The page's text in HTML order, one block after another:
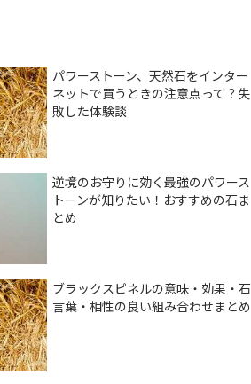
パワーストーン、天然石をインター
ネットで買うときの注意点って？失
敗した体験談
逆境のお守りに効く最強のパワース
トーンが知りたい！おすすめの石ま
とめ
ブラックスピネルの意味・効果・石
言葉・相性の良い組み合わせまとめ